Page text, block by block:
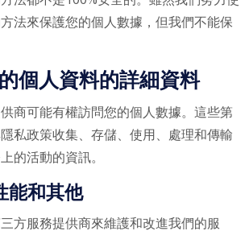
法來保護您的個人數據，但我們不能保
個人資料的詳細資料
商可能有權訪問您的個人數據。這些第
私政策收集、存儲、使用、處理和傳輸
的活動的資訊。
能和其他
方服務提供商來維護和改進我們的服